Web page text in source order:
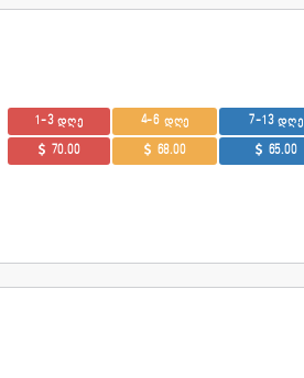
1-3 დღე 4-6 დღე 7-13 დღე
70.00 68.00 65.00